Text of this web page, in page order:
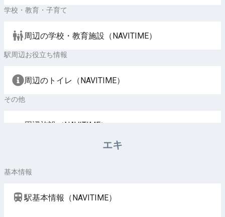
学校・教育・子育て
周辺の学校・教育施設（NAVITIME）
駅周辺お役立ち情報
周辺のトイレ（NAVITIME）
その他
周辺施設（NAVITIME）
エキ
基本情報
駅基本情報（NAVITIME）